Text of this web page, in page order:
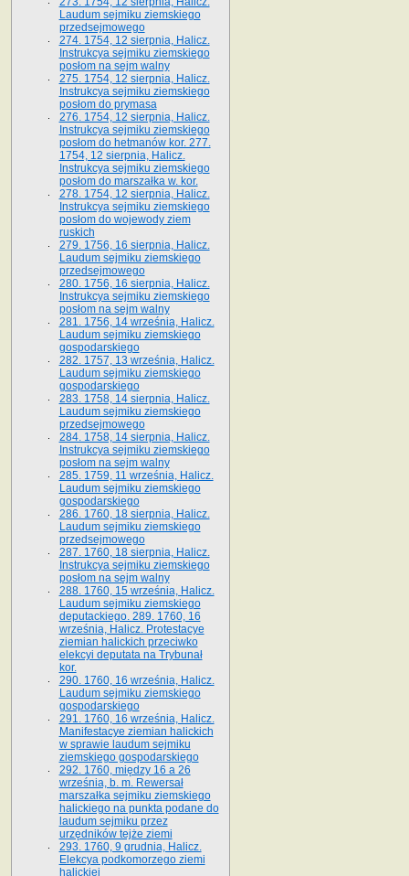
Laudum sejmiku ziemskiego
przedsejmowego
274. 1754, 12 sierpnia, Halicz.
Instrukcya sejmiku ziemskiego
posłom na sejm walny
275. 1754, 12 sierpnia, Halicz.
Instrukcya sejmiku ziemskiego
posłom do prymasa
276. 1754, 12 sierpnia, Halicz.
Instrukcya sejmiku ziemskiego
posłom do hetmanów kor. 277.
1754, 12 sierpnia, Halicz.
Instrukcya sejmiku ziemskiego
posłom do marszałka w. kor.
278. 1754, 12 sierpnia, Halicz.
Instrukcya sejmiku ziemskiego
posłom do wojewody ziem
ruskich
279. 1756, 16 sierpnia, Halicz.
Laudum sejmiku ziemskiego
przedsejmowego
280. 1756, 16 sierpnia, Halicz.
Instrukcya sejmiku ziemskiego
posłom na sejm walny
281. 1756, 14 września, Halicz.
Laudum sejmiku ziemskiego
gospodarskiego
282. 1757, 13 września, Halicz.
Laudum sejmiku ziemskiego
gospodarskiego
283. 1758, 14 sierpnia, Halicz.
Laudum sejmiku ziemskiego
przedsejmowego
284. 1758, 14 sierpnia, Halicz.
Instrukcya sejmiku ziemskiego
posłom na sejm walny
285. 1759, 11 września, Halicz.
Laudum sejmiku ziemskiego
gospodarskiego
286. 1760, 18 sierpnia, Halicz.
Laudum sejmiku ziemskiego
przedsejmowego
287. 1760, 18 sierpnia, Halicz.
Instrukcya sejmiku ziemskiego
posłom na sejm walny
288. 1760, 15 września, Halicz.
Laudum sejmiku ziemskiego
deputackiego. 289. 1760, 16
września, Halicz. Protestacye
ziemian halickich przeciwko
elekcyi deputata na Trybunał
kor.
290. 1760, 16 września, Halicz.
Laudum sejmiku ziemskiego
gospodarskiego
291. 1760, 16 września, Halicz.
Manifestacye ziemian halickich
w sprawie laudum sejmiku
ziemskiego gospodarskiego
292. 1760, między 16 a 26
września, b. m. Rewersał
marszałka sejmiku ziemskiego
halickiego na punkta podane do
laudum sejmiku przez
urzędników tejże ziemi
293. 1760, 9 grudnia, Halicz.
Elekcya podkomorzego ziemi
halickiej